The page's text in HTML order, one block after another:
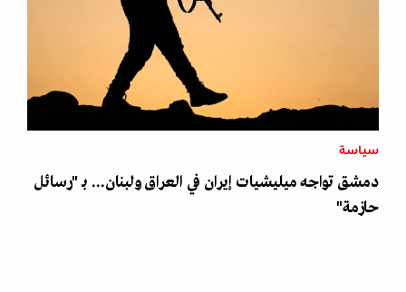
سياسة
دمشق تواجه ميليشيات إيران في العراق ولبنان... بـ "رسائل
حازمة"